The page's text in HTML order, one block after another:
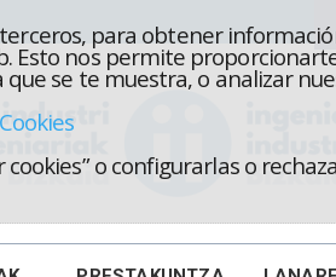
para obtener
Esto nos permite
se te muestra, o analizar
o configurarlas o